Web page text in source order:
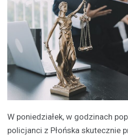
W poniedziałek, w godzinach
policjanci z Płońska skutecznie